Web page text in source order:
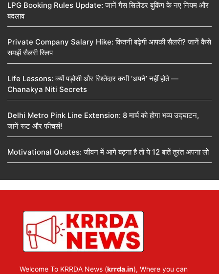
LPG Booking Rules Update: जानें गैस सिलेंडर बुकिंग के नए नियम और
बदलाव
Private Company Salary Hike: कितनी बढ़ेगी आपकी सैलरी? जानें कैसे
समझें सैलरी स्लिप
Life Lessons: क्यों पड़ोसी और रिश्तेदार कभी ‘अपने’ नहीं होते —
Chanakya Niti Secrets
Delhi Metro Pink Line Extension: 8 मार्च को होगा भव्य उद्घाटन,
जानें रूट और फीचर्स!
Motivational Quotes: जीवन में आगे बढ़ना है तो ये 12 बातें तुरंत अपना लो
Welcome To KRRDA News (krrda.in), Where you can